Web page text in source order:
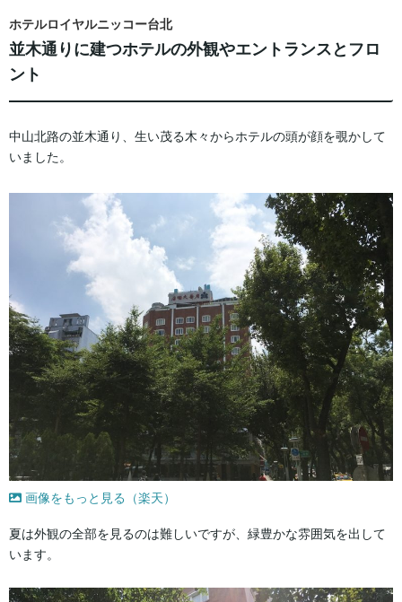
ホテルロイヤルニッコー台北
並木通りに建つホテルの外観やエントランスとフロ
ント
中山北路の並木通り、生い茂る木々からホテルの頭が顔を覗かして
いました。
画像をもっと見る（楽天）
夏は外観の全部を見るのは難しいですが、緑豊かな雰囲気を出して
います。